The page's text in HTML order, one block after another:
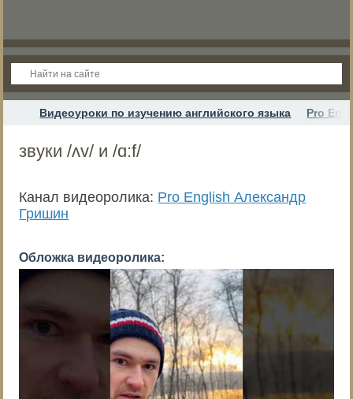
Видеоуроки по изучению английского языка Pro
звуки /ʌv/ и /ɑ:f/
Канал видеоролика: Pro English Александр
Гришин
Обложка видеоролика: